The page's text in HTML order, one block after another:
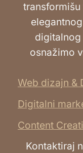
digitalnog
osnažimo
Web dizajn &
Digitalni
Content
Kontaktiraj